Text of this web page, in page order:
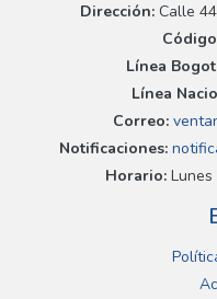
Dirección:Calle 44
Línea
Línea
Correo:
Notificaciones:
Horario:Lunes